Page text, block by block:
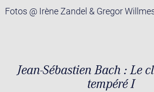
Fotos @ Irène Zandel & Gregor
Jean-Sébastien Bach : Le
tempéré I